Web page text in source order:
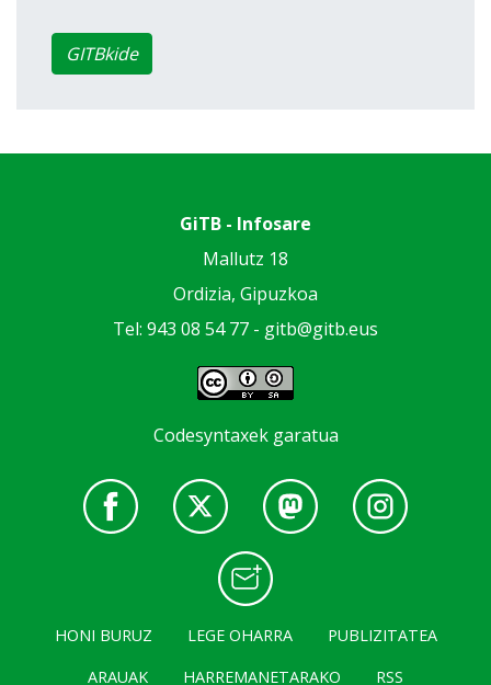
GITBkide
GiTB - Infosare
Mallutz 18
Ordizia, Gipuzkoa
Tel: 943 08 54 77 - gitb@gitb.eus
Codesyntaxek garatua
HONI BURUZ LEGE OHARRA
PUBLIZITATEA
ARAUAK
HARREMANETARAKO RSS